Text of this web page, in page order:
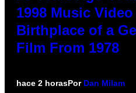
1998 Music
Birthplace of a
Film From 1978
hace 2 horasPor Dan Milam